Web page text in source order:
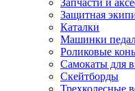
Запчасти и
Защитная
Каталки
Машинки
Роликовые
Самокаты для
Скейтборды
Трехколесные